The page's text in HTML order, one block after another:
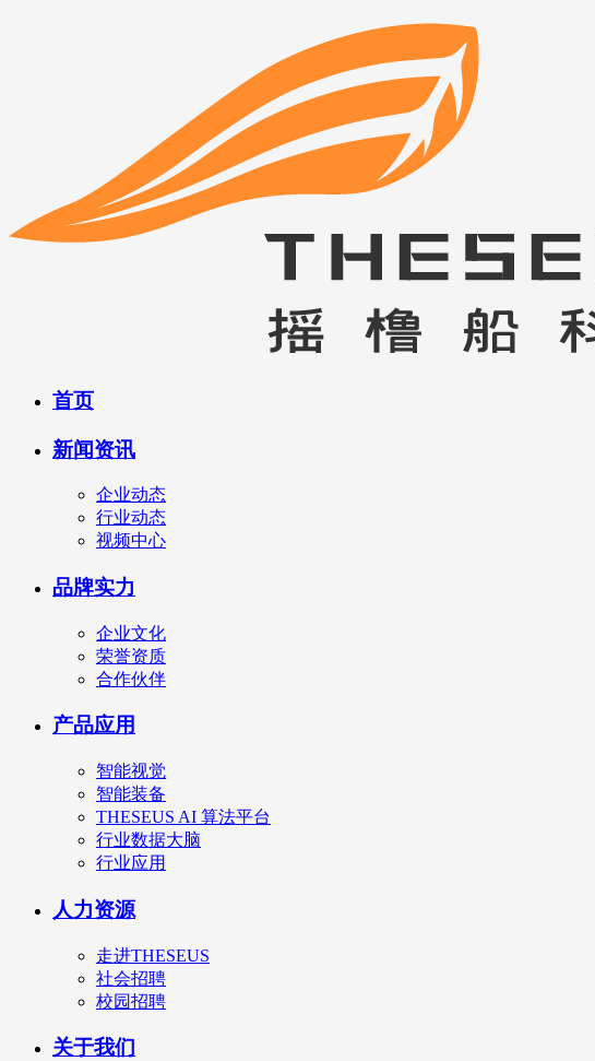
首页
新闻资讯
企业动态
行业动态
视频中心
品牌实力
企业文化
荣誉资质
合作伙伴
产品应用
智能视觉
智能装备
THESEUS AI 算法平台
行业数据大脑
行业应用
人力资源
走进THESEUS
社会招聘
校园招聘
关于我们